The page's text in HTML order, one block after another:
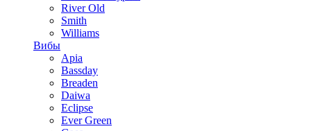
River Old
Smith
Williams
Вибы
Apia
Bassday
Breaden
Daiwa
Eclipse
Ever Green